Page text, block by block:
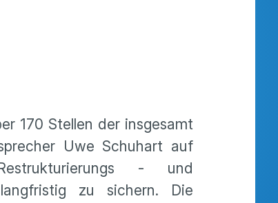
170 Stellen der insgesamt
Uwe Schuhart auf
- und
zu sichern. Die